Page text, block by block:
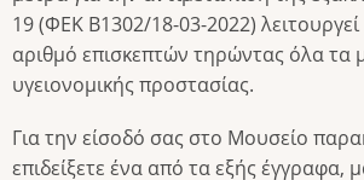
19 (ΦΕΚ Β1302/18-03-2022)
αριθμό επισκεπτών τηρώντας όλα τα
υγειονομικής προστασίας.
Για την είσοδό σας στο Μουσείο
επιδείξετε ένα από τα εξής έγγραφα,